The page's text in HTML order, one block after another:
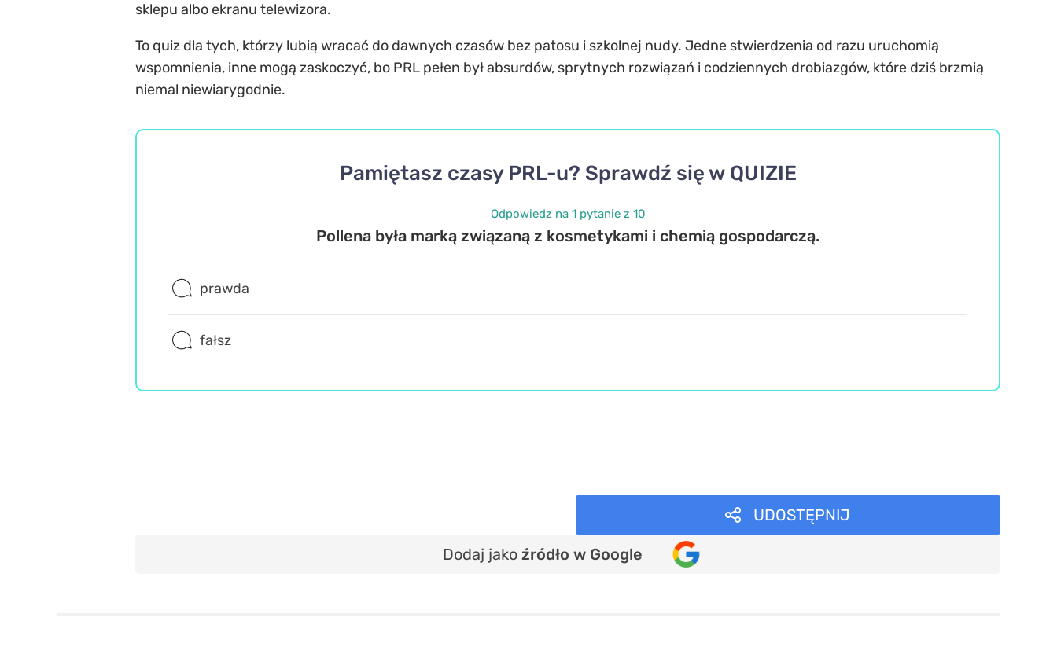
sklepu albo ekranu telewizora.
To quiz dla tych, którzy lubią wracać do dawnych czasów bez patosu i szkolnej nudy. Jedne stwierdzenia od razu uruchomią
wspomnienia, inne mogą zaskoczyć, bo PRL pełen był absurdów, sprytnych rozwiązań i codziennych drobiazgów, które dziś brzmią
niemal niewiarygodnie.
Pamiętasz czasy PRL-u? Sprawdź się w QUIZIE
Odpowiedz na 1 pytanie z 10
Pollena była marką związaną z kosmetykami i chemią gospodarczą.
prawda
fałsz
UDOSTĘPNIJ
Dodaj jako źródło w Google